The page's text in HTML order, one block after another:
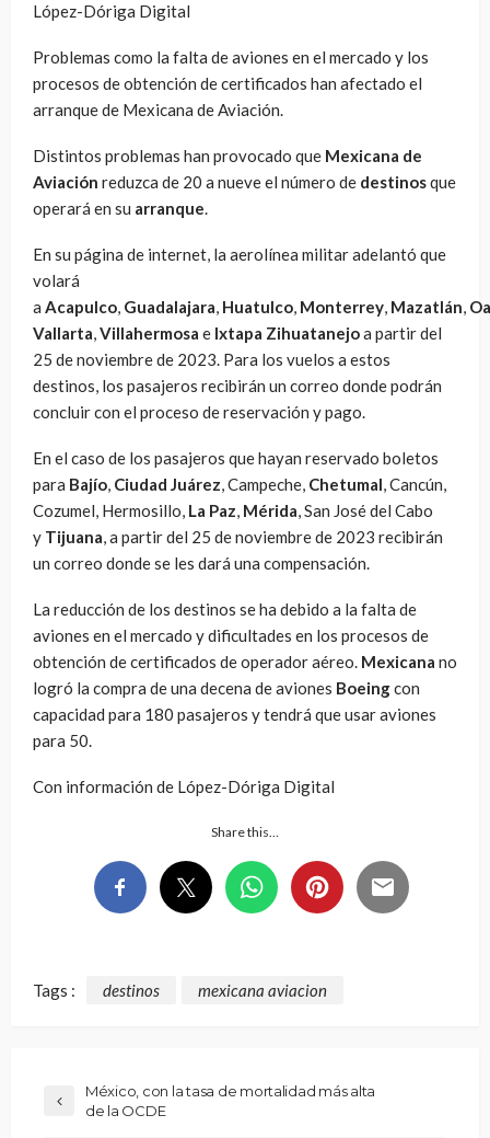
López-Dóriga Digital
Problemas como la falta de aviones en el mercado y los
procesos de obtención de certificados han afectado el
arranque de Mexicana de Aviación.
Distintos problemas han provocado que Mexicana de
Aviación reduzca de 20 a nueve el número de destinosque
operará en su arranque.
En su página de internet, la aerolínea militar adelantó que
volará
a Acapulco, Guadalajara, Huatulco, Monterrey, Mazatlán,
Vallarta,Villahermosa e Ixtapa Zihuatanejoa partir del
25 de noviembre de 2023. Para los vuelos a estos
destinos, los pasajeros recibirán un correo donde podrán
concluir con el proceso de reservación y pago.
En el caso de los pasajeros que hayan reservado boletos
para Bajío, Ciudad Juárez, Campeche, Chetumal, Cancún,
Cozumel, Hermosillo, La Paz, Mérida, San José del Cabo
y Tijuana, a partir del 25 de noviembre de 2023 recibirán
un correo donde se les dará una compensación.
La reducción de los destinos se ha debido a la falta de
aviones en el mercado y dificultades en los procesos de
obtención de certificados de operador aéreo. Mexicana no
logró la compra de una decena de aviones Boeingcon
capacidad para 180 pasajeros y tendrá que usar aviones
para 50.
Con información de López-Dóriga Digital
Share this…
Tags : destinos mexicana aviacion
México, con la tasa de mortalidad más alta
de la OCDE